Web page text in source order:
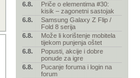
6.8.
Priče o elementima #30:
kisik – zagonetni sastojak
6.8.
Samsung Galaxy Z Flip /
Fold 8 serija
6.8.
Može li korištenje mobitela
tijekom punjenja oštet
6.8.
Popusti, akcije i dobre
ponude za igre
6.8.
Pucanje foruma i login na
forum